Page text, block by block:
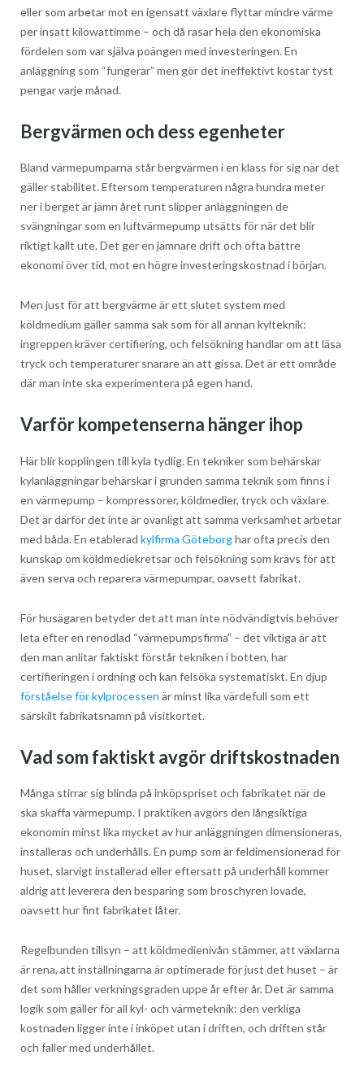
eller som arbetar mot en igensatt växlare flyttar mindre värme
per insatt kilowattimme – och då rasar hela den ekonomiska
fördelen som var själva poängen med investeringen. En
anläggning som “fungerar” men gör det ineffektivt kostar tyst
pengar varje månad.
Bergvärmen och dess egenheter
Bland värmepumparna står bergvärmen i en klass för sig när det
gäller stabilitet. Eftersom temperaturen några hundra meter
ner i berget är jämn året runt slipper anläggningen de
svängningar som en luftvärmepump utsätts för när det blir
riktigt kallt ute. Det ger en jämnare drift och ofta bättre
ekonomi över tid, mot en högre investeringskostnad i början.
Men just för att bergvärme är ett slutet system med
köldmedium gäller samma sak som för all annan kylteknik:
ingreppen kräver certifiering, och felsökning handlar om att läsa
tryck och temperaturer snarare än att gissa. Det är ett område
där man inte ska experimentera på egen hand.
Varför kompetenserna hänger ihop
Här blir kopplingen till kyla tydlig. En tekniker som behärskar
kylanläggningar behärskar i grunden samma teknik som finns i
en värmepump – kompressorer, köldmedier, tryck och växlare.
Det är därför det inte är ovanligt att samma verksamhet arbetar
med båda. En etablerad kylfirma Göteborghar ofta precis den
kunskap om köldmediekretsar och felsökning som krävs för att
även serva och reparera värmepumpar, oavsett fabrikat.
För husägaren betyder det att man inte nödvändigtvis behöver
leta efter en renodlad “värmepumpsfirma” – det viktiga är att
den man anlitar faktiskt förstår tekniken i botten, har
certifieringen i ordning och kan felsöka systematiskt. En djup
förståelse för kylprocessen är minst lika värdefull som ett
särskilt fabrikatsnamn på visitkortet.
Vad som faktiskt avgör driftskostnaden
Många stirrar sig blinda på inköpspriset och fabrikatet när de
ska skaffa värmepump. I praktiken avgörs den långsiktiga
ekonomin minst lika mycket av hur anläggningen dimensioneras,
installeras och underhålls. En pump som är feldimensionerad för
huset, slarvigt installerad eller eftersatt på underhåll kommer
aldrig att leverera den besparing som broschyren lovade,
oavsett hur fint fabrikatet låter.
Regelbunden tillsyn – att köldmedienivån stämmer, att växlarna
är rena, att inställningarna är optimerade för just det huset – är
det som håller verkningsgraden uppe år efter år. Det är samma
logik som gäller för all kyl- och värmeteknik: den verkliga
kostnaden ligger inte i inköpet utan i driften, och driften står
och faller med underhållet.